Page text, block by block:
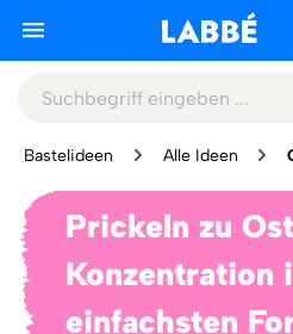
Bastelideen Alle Ideen
Prickeln zu
Konzentration
einfachsten